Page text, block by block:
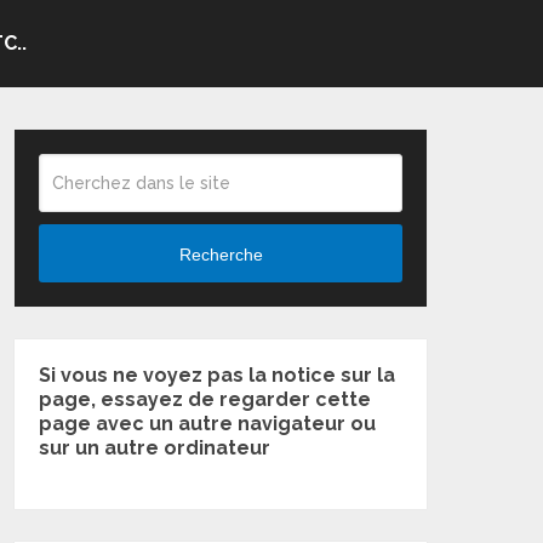
Recherche
Si vous ne voyez pas la notice sur la
page, essayez de regarder cette
page avec un autre navigateur ou
sur un autre ordinateur